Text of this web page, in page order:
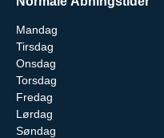
Mandag
Tirsdag
Onsdag
Torsdag
Fredag
Lørdag
Søndag